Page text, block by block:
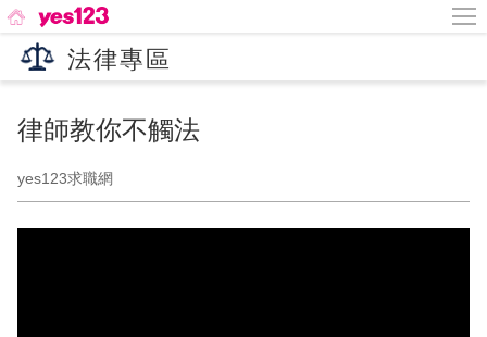
法律專區
律師教你不觸法
yes123求職網